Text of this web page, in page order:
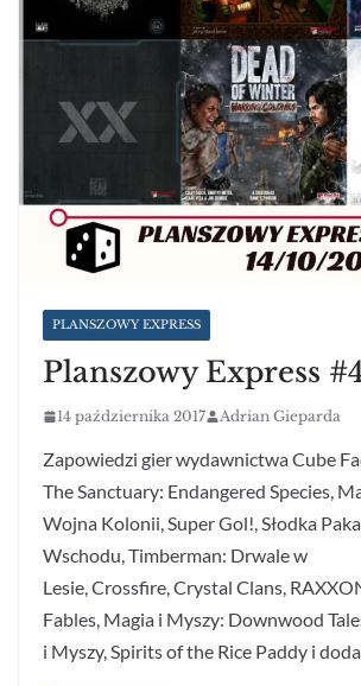
PLANSZOWY EXPRESS
Planszowy Express
14 października 2017 Adrian Gieparda
Zapowiedzi gier wydawnictwa Cube
The Sanctuary: Endangered Species,
Wojna Kolonii, Super Gol!, Słodka
Wschodu, Timberman: Drwale w
Lesie, Crossfire, Crystal Clans,
Fables, Magia i Myszy: Downwood
i Myszy, Spirits of the Rice Paddy i